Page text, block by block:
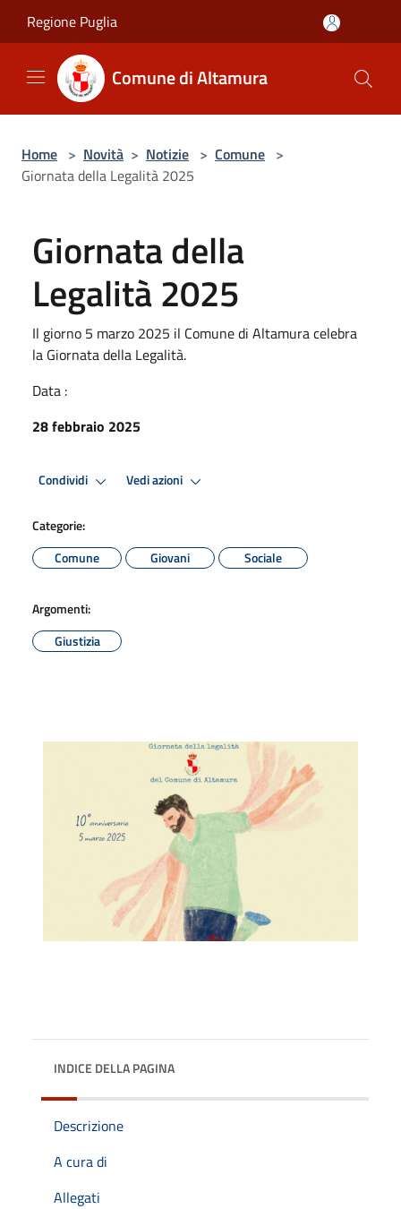
Regione Puglia
Comune di Altamura
Home > Novità > Notizie > Comune >
Giornata della Legalità 2025
Giornata della
Legalità 2025
Il giorno 5 marzo 2025 il Comune di Altamura celebra
la Giornata della Legalità.
Data :
28 febbraio 2025
Condividi Vedi azioni
Categorie:
Comune
Giovani Sociale
Argomenti:
Giustizia
INDICE DELLA PAGINA
Descrizione
A cura di
Allegati